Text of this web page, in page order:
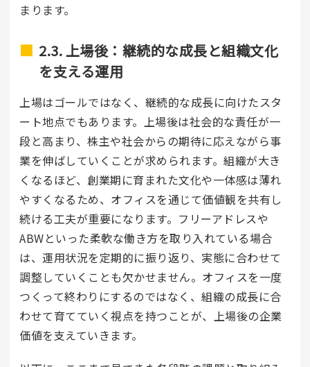
まります。
2.3. 上場後：継続的な成長と組織文化
を支える運用
上場はゴールではなく、継続的な成長に向けたスタ
ート地点でもあります。上場後は社会的な責任が一
段と高まり、株主や社会からの期待に応えながら事
業を伸ばしていくことが求められます。組織が大き
くなるほど、創業期に育まれた文化や一体感は薄れ
やすくなるため、オフィスを通じて価値観を共有し
続ける工夫が重要になります。フリーアドレスや
ABWといった柔軟な働き方を取り入れている場合
は、運用状況を定期的に振り返り、実態に合わせて
調整していくことも欠かせません。オフィスを一度
つくって終わりにするのではなく、組織の成長に合
わせて育てていく視点を持つことが、上場後の企業
価値を支えていきます。